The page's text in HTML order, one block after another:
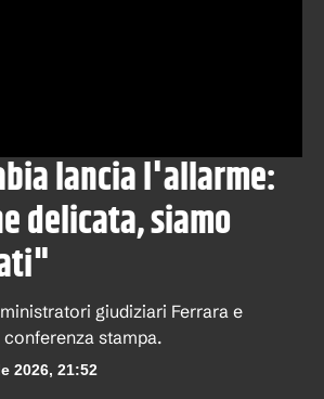
lancia l'allarme:
delicata, siamo
giudiziari Ferrara e
stampa.
2026, 21:52